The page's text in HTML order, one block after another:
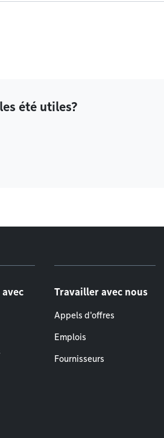
été utiles?
Travailler avec nous
Appels d'offres
Emplois
Fournisseurs